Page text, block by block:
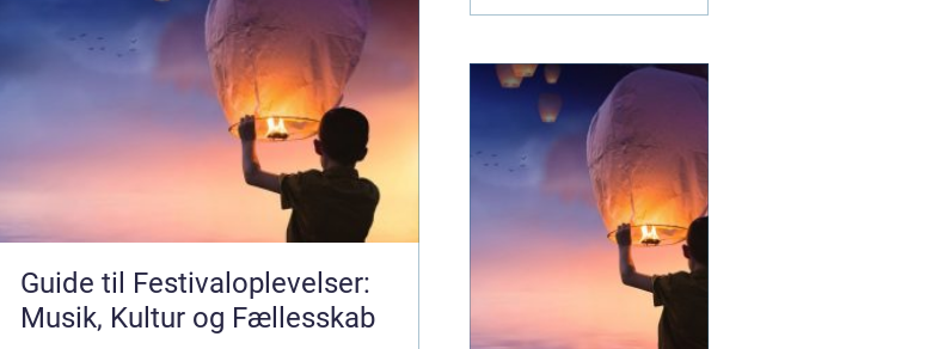
Guide til Festivaloplevelser:
Musik, Kultur og Fællesskab
oplevelse. Gennem tiden
har jagtudstyret udviklet
sig med teknologi og
innovation, hvilket giv...